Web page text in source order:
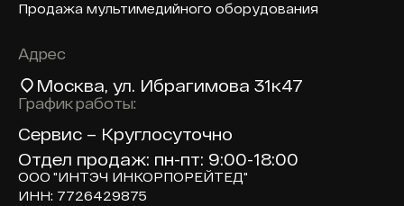
Продажа мультимедийного оборудования
Адрес
Москва, ул. Ибрагимова 31к47
График работы:
Сервис – Круглосуточно
Отдел продаж: пн-пт: 9:00-18:00
ООО "ИНТЭЧ ИНКОРПОРЕЙТЕД"
ИНН: 7726429875